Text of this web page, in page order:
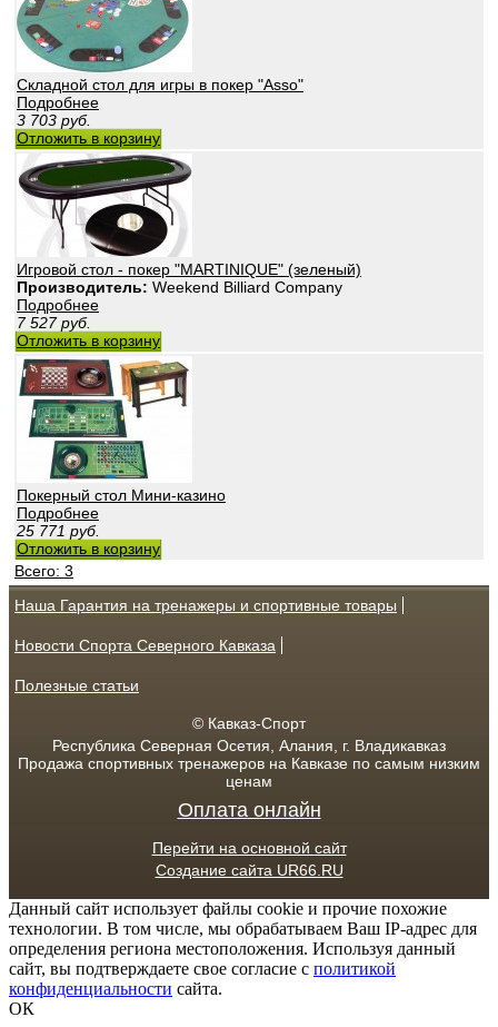
Складной стол для игры в покер "Asso"
Подробнее
3 703 руб.
Отложить в корзину
Игровой стол - покер "MARTINIQUE" (зеленый)
Производитель: Weekend Billiard Company
Подробнее
7 527 руб.
Отложить в корзину
Покерный стол Мини-казино
Подробнее
25 771 руб.
Отложить в корзину
Всего: 3
Наша Гарантия на тренажеры и спортивные товары
Новости Спорта Северного Кавказа
Полезные статьи
© Кавказ-Спорт
Республика Северная Осетия, Алания, г. Владикавказ
Продажа спортивных тренажеров на Кавказе по самым низким
ценам
Оплата онлайн
Перейти на основной сайт
Создание сайта UR66.RU
Данный сайт использует файлы cookie и прочие похожие
технологии. В том числе, мы обрабатываем Ваш IP-адрес для
определения региона местоположения. Используя данный
сайт, вы подтверждаете свое согласие с политикой
конфиденциальности сайта.
ОК